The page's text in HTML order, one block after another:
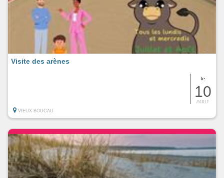
le
10
AOUT
Visite des arènes
VIEUX-BOUCAU